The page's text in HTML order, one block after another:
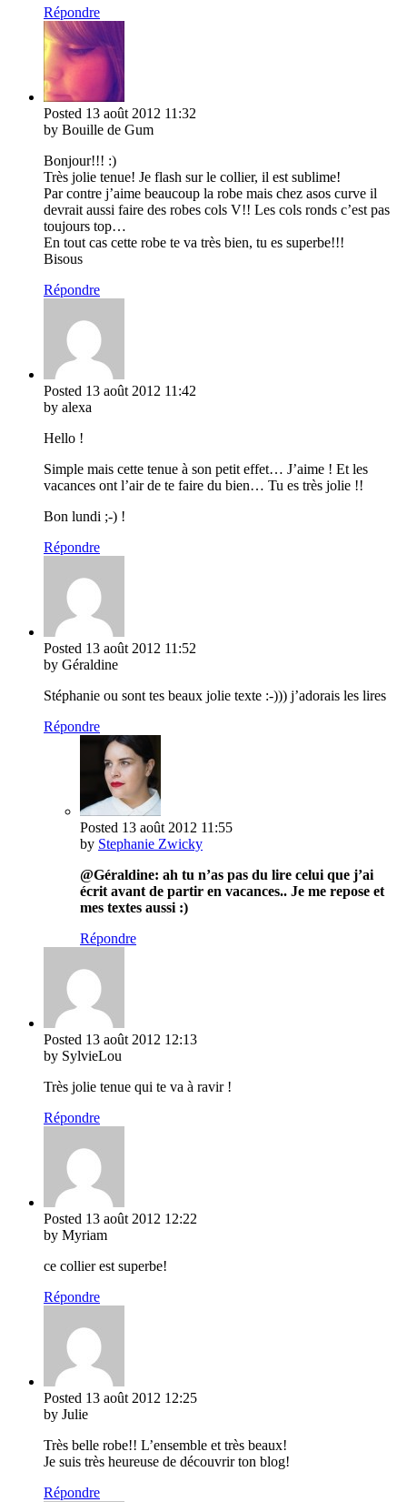
Répondre
Posted 13 août 2012 11:32
by Bouille de Gum
Bonjour!!! :)
Très jolie tenue! Je flash sur le collier, il est sublime!
Par contre j’aime beaucoup la robe mais chez asos curve il
devrait aussi faire des robes cols V!! Les cols ronds c’est pas
toujours top…
En tout cas cette robe te va très bien, tu es superbe!!!
Bisous
Répondre
Posted 13 août 2012 11:42
by alexa
Hello !
Simple mais cette tenue à son petit effet… J’aime ! Et les
vacances ont l’air de te faire du bien… Tu es très jolie !!
Bon lundi ;-) !
Répondre
Posted 13 août 2012 11:52
by Géraldine
Stéphanie ou sont tes beaux jolie texte :-))) j’adorais les lires
Répondre
Posted 13 août 2012 11:55
by Stephanie Zwicky
@Géraldine: ah tu n’as pas du lire celui que j’ai
écrit avant de partir en vacances.. Je me repose et
mes textes aussi :)
Répondre
Posted 13 août 2012 12:13
by SylvieLou
Très jolie tenue qui te va à ravir !
Répondre
Posted 13 août 2012 12:22
by Myriam
ce collier est superbe!
Répondre
Posted 13 août 2012 12:25
by Julie
Très belle robe!! L’ensemble et très beaux!
Je suis très heureuse de découvrir ton blog!
Répondre